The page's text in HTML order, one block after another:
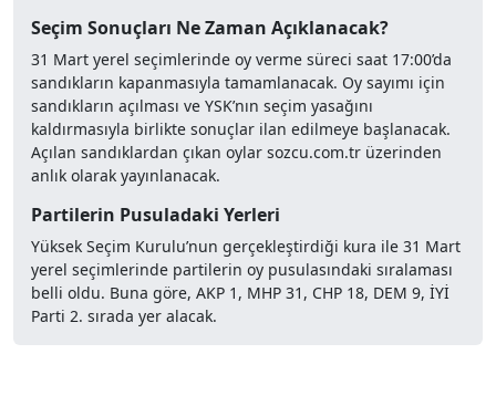
Seçim Sonuçları Ne Zaman Açıklanacak?
31 Mart yerel seçimlerinde oy verme süreci saat 17:00’da
sandıkların kapanmasıyla tamamlanacak. Oy sayımı için
sandıkların açılması ve YSK’nın seçim yasağını
kaldırmasıyla birlikte sonuçlar ilan edilmeye başlanacak.
Açılan sandıklardan çıkan oylar sozcu.com.tr üzerinden
anlık olarak yayınlanacak.
Partilerin Pusuladaki Yerleri
Yüksek Seçim Kurulu’nun gerçekleştirdiği kura ile 31 Mart
yerel seçimlerinde partilerin oy pusulasındaki sıralaması
belli oldu. Buna göre, AKP 1, MHP 31, CHP 18, DEM 9, İYİ
Parti 2. sırada yer alacak.